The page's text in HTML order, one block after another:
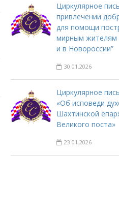
Циркулярное
привлечении
для помощи
мирным жителям
и в Новороссии”
30.01.2026
Циркулярное
«Об исповеди
Шахтинской
Великого поста»
23.01.2026